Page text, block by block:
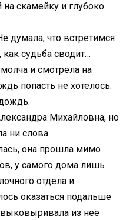
скамейку и глубоко
думала, что встретимся
судьба сводит…
и смотрела на
попасть не хотелось.
Михайловна, но
ни слова.
она прошла мимо
у самого дома лишь
отдела и
оказаться подальше
из неё